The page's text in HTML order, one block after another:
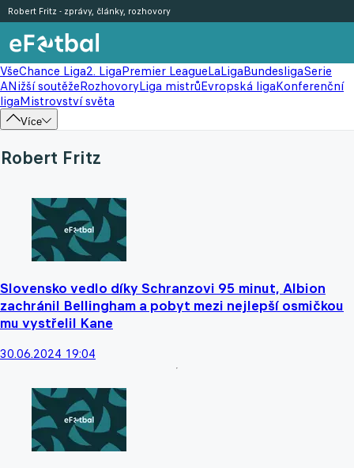
VšeChance Liga2. LigaPremier LeagueLaLigaBundesligaSerie
ANižší soutěžeRozhovoryLiga mistrůEvropská ligaKonferenční
ligaMistrovství světa
Více
Robert Fritz - zprávy, články, rozhovory
Robert Fritz
Slovensko vedlo díky Schranzovi 95 minut, Albion
zachránil Bellingham a pobyt mezi nejlepší osmičkou
mu vystřelil Kane
30.06.2024 19:04